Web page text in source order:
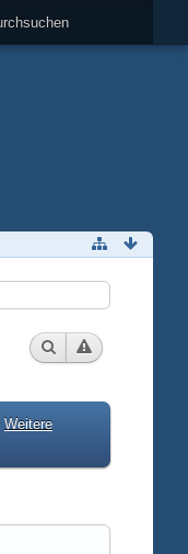
Weitere